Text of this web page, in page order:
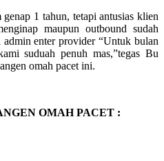
1 tahun, tetapi antusias klien
maupun outbound sudah
enter provider “Untuk bulan
suduah penuh mas,”tegas Bu
omah pacet ini.
OMAH PACET :